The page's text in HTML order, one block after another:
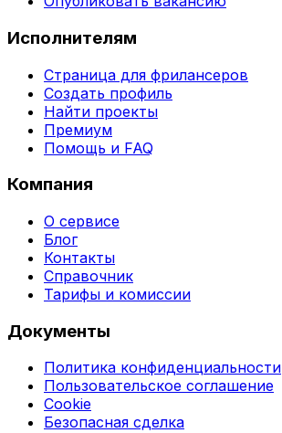
Исполнителям
Страница для фрилансеров
Создать профиль
Найти проекты
Премиум
Помощь и FAQ
Компания
О сервисе
Блог
Контакты
Справочник
Тарифы и комиссии
Документы
Политика конфиденциальности
Пользовательское соглашение
Cookie
Безопасная сделка